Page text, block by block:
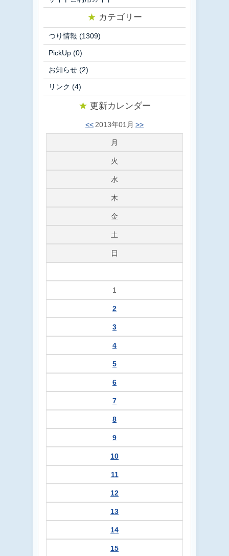
★ カテゴリー
つり情報 (1309)
PickUp (0)
お知らせ (2)
リンク (4)
★ 更新カレンダー
<< 2013年01月 >>
月
火
水
木
金
土
日
1
2
3
4
5
6
7
8
9
10
11
12
13
14
15